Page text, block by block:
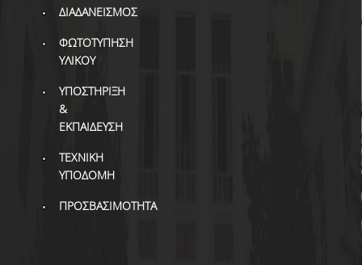
ΔΙΑΔΑΝΕΙΣΜΟΣ
ΦΩΤΟΤΥΠΗΣΗ
ΥΛΙΚΟΥ
ΥΠΟΣΤΗΡΙΞΗ
&
ΕΚΠΑΙΔΕΥΣΗ
ΤΕΧΝΙΚΗ
ΥΠΟΔΟΜΗ
ΠΡΟΣΒΑΣΙΜΟΤΗΤΑ